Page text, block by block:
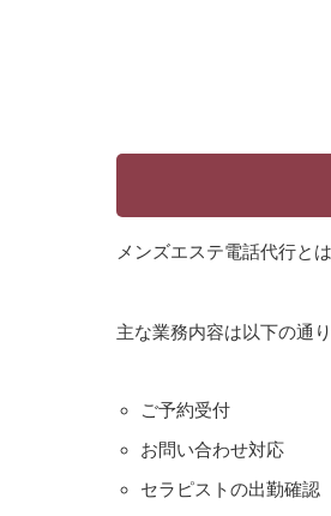
メンズエステ電話代行と
主な業務内容は以下の通り
ご予約受付
お問い合わせ対応
セラピストの出勤確認